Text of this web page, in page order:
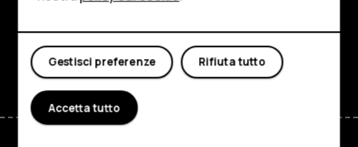
Negozio
Il mio account
FacebookInstagram
TiktokYoutubeLinkedinDiscord
Rifiuta tutto
Gestisci preferenze
Accetta tutto